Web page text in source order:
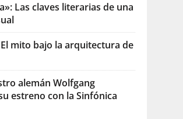
Las claves literarias de una
mito bajo la arquitectura de
alemán Wolfgang
estreno con la Sinfónica